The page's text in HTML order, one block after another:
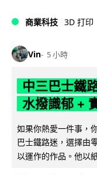
商業科技 3D 打印
Vin 5 小時
中三巴士鐵
水撥識郁 +
如果你熱愛一件事，
巴士鐵路迷，選擇由
以運作的作品。他以